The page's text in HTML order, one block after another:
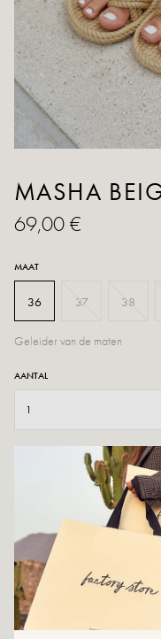
MASHA
69,00 €
MAAT
36 37 38
Geleider van de maten
AANTAL
De ideale zomersandaal.
Beige
Buitenmateriaal: textiel
Binnenzool: textiel